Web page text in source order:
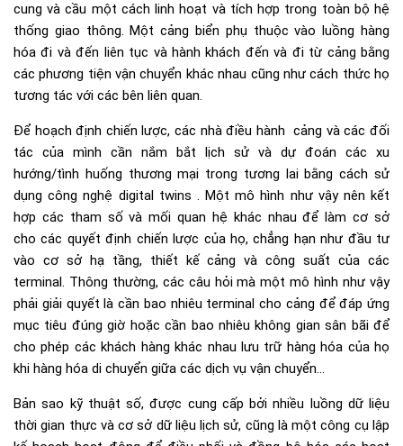
cung và cầu một cách linh hoạt và tích hợp trong toàn bộ hệ
thống giao thông. Một cảng biển phụ thuộc vào luồng hàng
hóa đi và đến liên tục và hành khách đến và đi từ cảng bằng
các phương tiện vận chuyển khác nhau cũng như cách thức họ
tương tác với các bên liên quan.
Để hoạch định chiến lược, các nhà điều hành cảng và các đối
tác của mình cần nắm bắt lịch sử và dự đoán các xu
hướng/tình huống thương mại trong tương lai bằng cách sử
dụng công nghệ digital twins . Một mô hình như vậy nên kết
hợp các tham số và mối quan hệ khác nhau để làm cơ sở
cho các quyết định chiến lược của họ, chẳng hạn như đầu tư
vào cơ sở hạ tầng, thiết kế cảng và công suất của các
terminal. Thông thường, các câu hỏi mà một mô hình như vậy
phải giải quyết là cần bao nhiêu terminal cho cảng để đáp ứng
mục tiêu đúng giờ hoặc cần bao nhiêu không gian sân bãi để
cho phép các khách hàng khác nhau lưu trữ hàng hóa của họ
khi hàng hóa di chuyển giữa các dịch vụ vận chuyển…
Bản sao kỹ thuật số, được cung cấp bởi nhiều luồng dữ liệu
thời gian thực và cơ sở dữ liệu lịch sử, cũng là một công cụ lập